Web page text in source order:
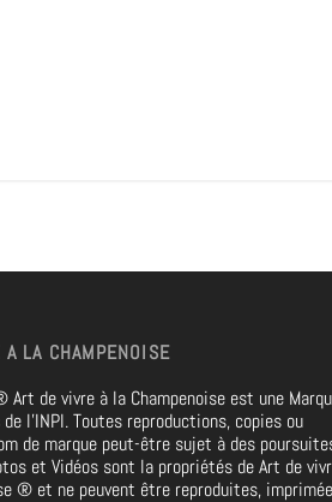
LA CHAMPENOISE
Art de vivre à la Champenoise est une
l’INPI. Toutes reproductions, copies ou
de marque peut-être sujet à des
et Vidéos sont la propriétés de Art de
® et ne peuvent être reproduites,